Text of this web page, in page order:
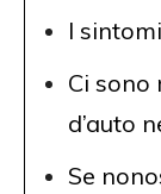
I
Ci sono
d’auto
Se